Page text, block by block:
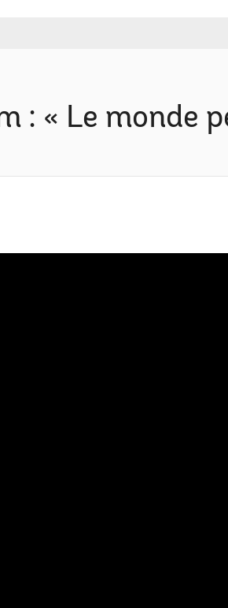
: « Le monde